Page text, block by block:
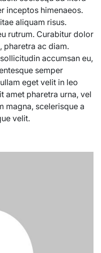
inceptos himenaeos.
aliquam risus.
rutrum. Curabitur dolor
pharetra ac diam.
accumsan eu,
semper
eget velit in leo
amet pharetra urna, vel
magna, scelerisque a
velit.